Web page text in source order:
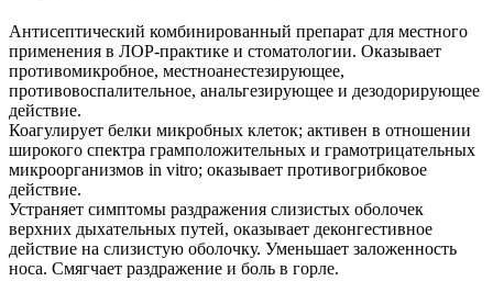
Антисептический комбинированный препарат для местного
применения в ЛОР-практике и стоматологии. Оказывает
противомикробное, местноанестезирующее,
противовоспалительное, анальгезирующее и дезодорирующее
действие.
Коагулирует белки микробных клеток; активен в отношении
широкого спектра грамположительных и грамотрицательных
микроорганизмов in vitro; оказывает противогрибковое
действие.
Устраняет симптомы раздражения слизистых оболочек
верхних дыхательных путей, оказывает деконгестивное
действие на слизистую оболочку. Уменьшает заложенность
носа. Смягчает раздражение и боль в горле.